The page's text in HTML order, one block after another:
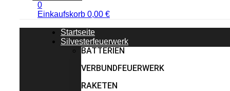
0
Einkaufskorb 0,00 €
Startseite
Silvesterfeuerwerk
BATTERIEN
VERBUNDFEUERWERK
RAKETEN